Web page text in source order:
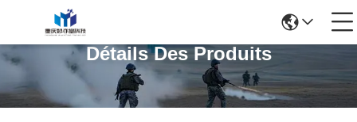
Détails Des Produits